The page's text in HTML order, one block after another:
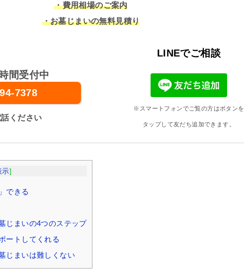
・費用相場のご案内
・お墓じまいの無料見積り
間受付中
7378
ください
LINEでご相談
※スマートフォンでご覧の方はボタンを
タップして友だち追加できます。
示]
できる
じまいの4つのステップ
ートしてくれる
じまいは難しくない